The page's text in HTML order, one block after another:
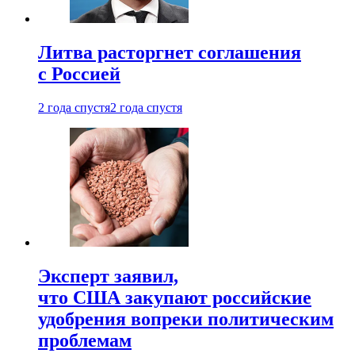
Литва расторгнет соглашения
с Россией
2 года спустя2 года спустя
Эксперт заявил,
что США закупают российские
удобрения вопреки политическим
проблемам